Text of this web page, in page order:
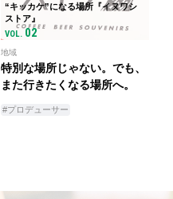
“キッカケ”になる場所『イヌワシ
ストア』
VOL. 02
地域
特別な場所じゃない。でも、
また行きたくなる場所へ。
#プロデューサー